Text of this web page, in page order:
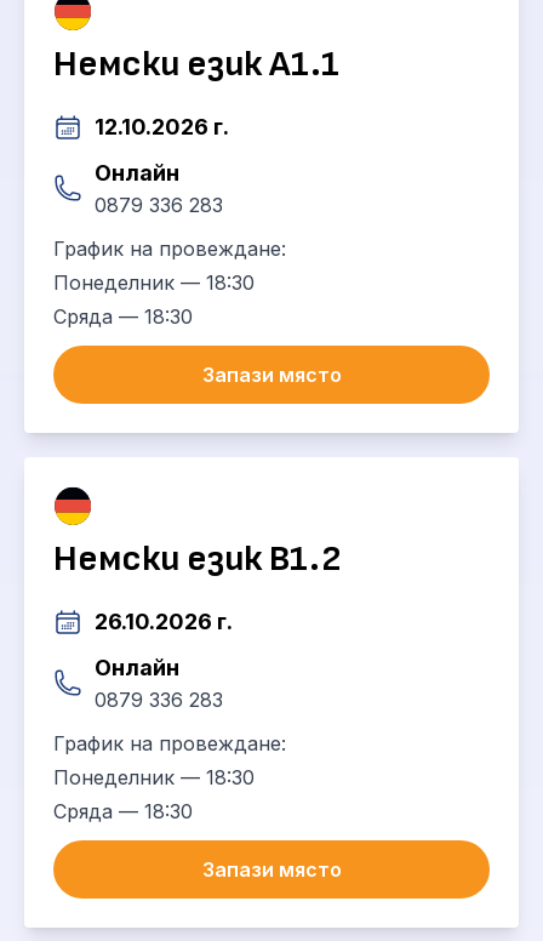
Немски език А1.1
12.10.2026 г.
Онлайн
0879 336 283
График на провеждане:
Понеделник — 18:30
Сряда — 18:30
Запази място
Немски език B1.2
26.10.2026 г.
Онлайн
0879 336 283
График на провеждане:
Понеделник — 18:30
Сряда — 18:30
Запази място